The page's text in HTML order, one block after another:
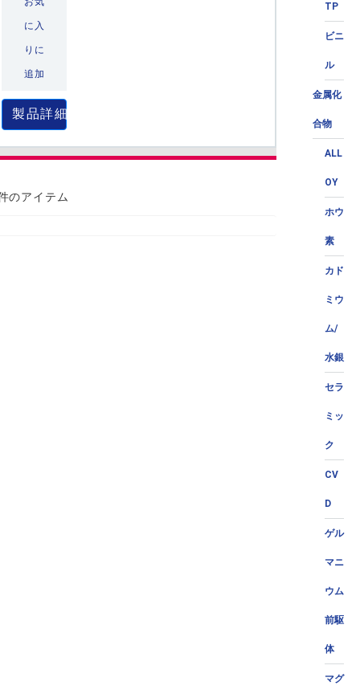
TP
ビニ
ル
金属化
合物
ALL
OY
ホウ
素
カド
ミウ
ム/
水銀
セラ
ミッ
ク
CV
D
ゲル
マニ
ウム
前駆
体
マグ
に入
りに
追加
製品詳細
のアイテム